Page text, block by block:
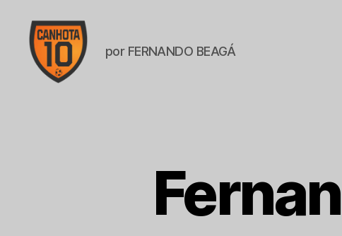
por FERNANDO BEAGÁ